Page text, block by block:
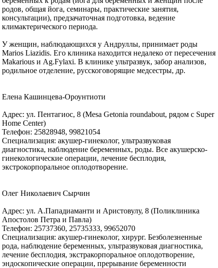
родов, общая йога, семинары, практические занятия,
консультации), предзачаточная подготовка, ведение
климактерического периода.
У женщин, наблюдающихся у Андруллы, принимает роды
Marios Liazidis. Его клиника находится недалеко от пересечения
Makarious и Аg.Fylaxi. В клинике ультразвук, забор анализов,
родильное отделение, русскоговорящие медсестры, др.
Елена Кашинцева-Ороунтиоти
Адрес: ул. Пентагиос, 8 (Mesa Getonia roundabout, рядом с Super
Home Center)
Телефон: 25828948, 99821054
Специализация: акушер-гинеколог, ультразвуковая
диагностика, наблюдение беременных, роды. Все акушерско-
гинекологические операции, лечение бесплодия,
экстрокорпоральное оплодотворение.
Олег Николаевич Сырчин
Адрес: ул. А.Пападиаманти и Аристовулу, 8 (Поликлиника
Апостолов Петра и Павла)
Телефон: 25737360, 25735333, 99652070
Специализация: акушер-гинеколог, хирург. Безболезненные
рода, наблюдение беременных, ультразвуковая диагностика,
лечение бесплодия, экстракорпоральное оплодотворение,
эндоскопические операции, прерывание беременности